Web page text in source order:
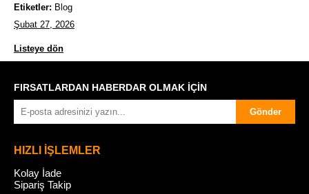
Etiketler: Blog
Şubat 27, 2026
Listeye dön
FIRSATLARDAN HABERDAR OLMAK İÇİN
Gönder
HIZLI İŞLEMLER
Kolay İade
Sipariş Takip